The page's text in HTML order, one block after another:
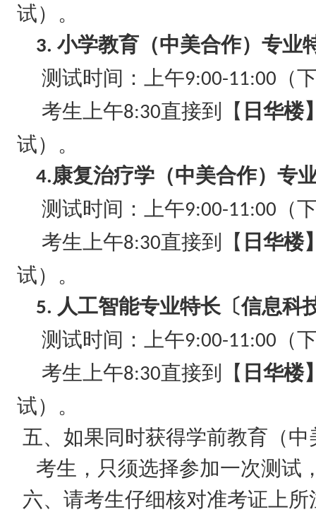
试）。
3. 小学教育（中美合作）专业
测试时间：上午9:00-11:00 （
考生上午8:30直接到【 日华楼
试）。
4.康复治疗学（中美合作）专
测试时间：上午9:00-11:00 （
考生上午8:30直接到【 日华楼
试）。
5. 人工智能专业特长〔信息科
测试时间：上午9:00-11:00 （
考生上午8:30直接到【 日华楼
试）。
五、如果同时获得学前教育（
考生，只须选择参加一次测试
六、请考生仔细核对准考证上